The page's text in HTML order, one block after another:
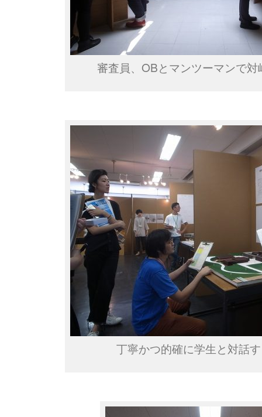
審査員、OBとマンツーマンで
丁寧かつ的確に学生と対話